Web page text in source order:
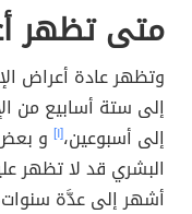
متى تظهر
وتظهر عادة أعراض
إلى ستة أسابيع من
إلى أسبوعين،[١] و
البشري قد لا تظهر
أشهر إلى عدَّة